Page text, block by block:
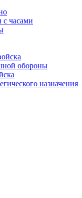
часами
обороны
назначения